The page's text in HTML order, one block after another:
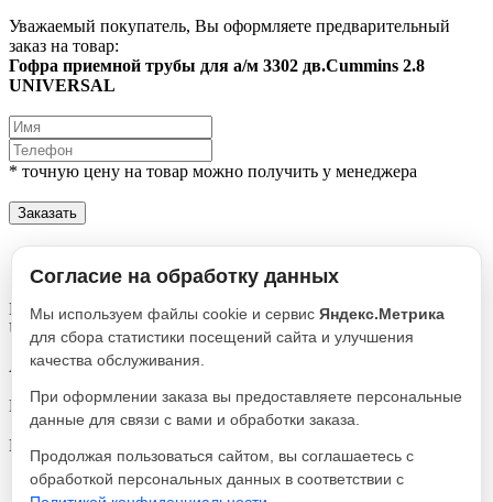
Уважаемый покупатель, Вы оформляете предварительный
заказ на товар:
Гофра приемной трубы для а/м 3302 дв.Cummins 2.8
UNIVERSAL
* точную цену на товар можно получить у менеджера
Заказать
Описание
Характеристики
Гофра приемной трубы для а/м 3302 дв.Cummins 2.8
UNIVERSAL
Артикул
Реквизиты
Гофра / Товар / 670
Производитель
TRANSMASTER
Согласие на обработку данных
Мы используем файлы cookie и сервис Яндекс.Метрика
для сбора статистики посещений сайта и улучшения
качества обслуживания.
При оформлении заказа вы предоставляете персональные
данные для связи с вами и обработки заказа.
Продолжая пользоваться сайтом, вы соглашаетесь с
обработкой персональных данных в соответствии с